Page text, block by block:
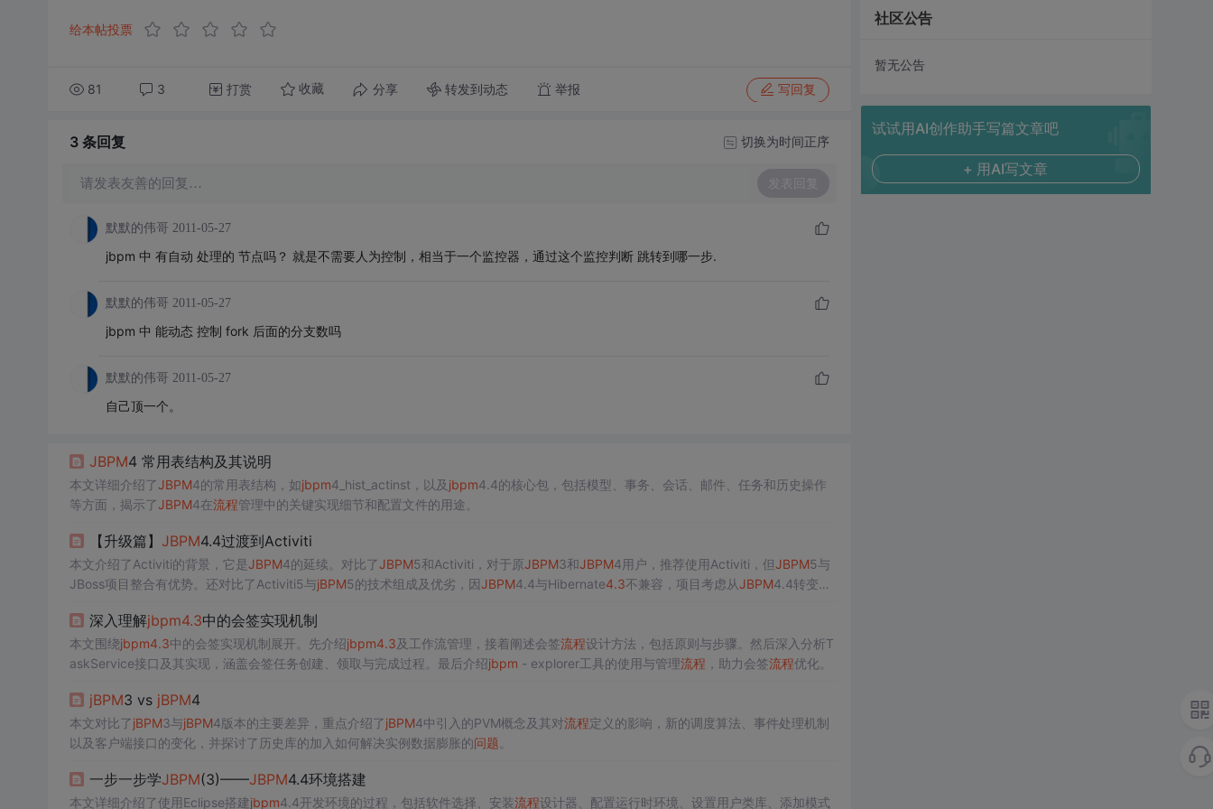
给本帖投票
81 3 打赏 收藏 分享 转发到动态 举报 写回复
3 条回复 切换为时间正序
请发表友善的回复… 发表回复
默默的伟哥 2011-05-27
jbpm 中 有自动 处理的 节点吗？ 就是不需要人为控制，相当于一个监控器，通过这个监控判断 跳转到哪一步.
默默的伟哥 2011-05-27
jbpm 中 能动态 控制 fork 后面的分支数吗
默默的伟哥 2011-05-27
自己顶一个。
JBPM4 常用表结构及其说明
本文详细介绍了JBPM4的常用表结构，如jbpm4_hist_actinst，以及 jbpm4.4的核心包，包括模型、事务、会话、邮件、任务和历史操作
等方面，揭示了JBPM4在流程管理中的关键实现细节和配置文件的用途。
【升级篇】 JBPM4.4过渡到Activiti
本文介绍了Activiti的背景，它是JBPM4的延续。对比了JBPM5和Activiti，对于原JBPM3和JBPM4用户，推荐使用Activiti，但JBPM5与
JBoss项目整合有优势。还对比了Activiti5与jBPM5的技术组成及优劣，因JBPM4.4与Hibernate4.3不兼容，项目考虑从JBPM4.4转变为
深入理解jbpm4.3中的会签实现机制
本文围绕jbpm4.3中的会签实现机制展开。先介绍jbpm4.3及工作流管理，接着阐述会签流程设计方法，包括原则与步骤。然后深入分析T
askService接口及其实现，涵盖会签任务创建、领取与完成过程。最后介绍jbpm - explorer工具的使用与管理流程 ，助力会签流程优化。
jBPM3 vs jBPM4
本文对比了jBPM3与jBPM4版本的主要差异，重点介绍了jBPM4中引入的PVM概念及其对流程定义的影响，新的调度算法、事件处理机制
以及客户端接口的变化，并探讨了历史库的加入如何解决实例数据膨胀的问题
一步一步学JBPM(3)——JBPM4.4环境搭建
本文详细介绍了使用Eclipse搭建jbpm4.4开发环境的过程，包括软件选择、安装流程设计器、配置运行时环境、设置用户类库、添加模式
社区公告
暂无公告
试试用AI创作助手写篇文章吧
+ 用AI写文章